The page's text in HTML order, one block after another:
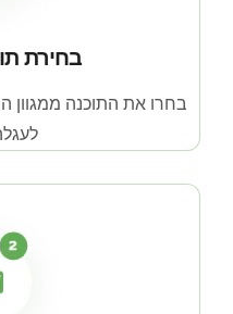
בחירת
בחרו את התוכנה ממגוון